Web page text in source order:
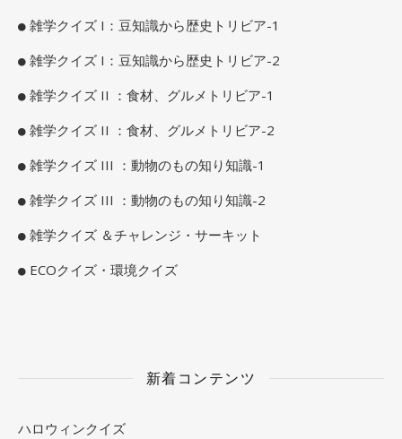
雑学クイズ I：豆知識から歴史トリビア-1
雑学クイズ I：豆知識から歴史トリビア-2
雑学クイズ II ：食材、グルメトリビア-1
雑学クイズ II ：食材、グルメトリビア-2
雑学クイズ III ：動物のもの知り知識-1
雑学クイズ III ：動物のもの知り知識-2
雑学クイズ ＆チャレンジ・サーキット
ECOクイズ・環境クイズ
新着コンテンツ
ハロウィンクイズ